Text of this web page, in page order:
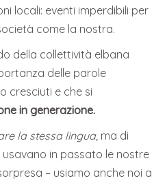
locali: eventi imperdibili per
come la nostra.
della collettività elbana
delle parole
cresciuti e che si
in generazione.
la stessa lingua, ma di
in passato le nostre
– usiamo anche noi a